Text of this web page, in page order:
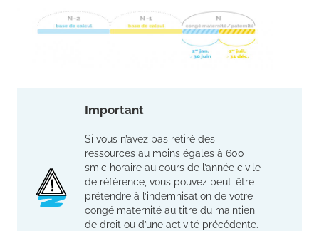
Important
Si vous n’avez pas retiré des
ressources au moins égales à 600
smic horaire au cours de l’année civile
de référence, vous pouvez peut-être
prétendre à l’indemnisation de votre
congé maternité au titre du maintien
de droit ou d’une activité précédente.